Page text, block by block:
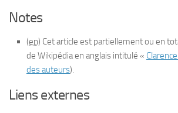
Notes
(en) Cet article est partiellement ou en
de Wikipédia en anglais intitulé «
des auteurs).
Liens externes